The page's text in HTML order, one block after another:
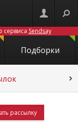
сервиса Sendsay
Подборки
рассылку